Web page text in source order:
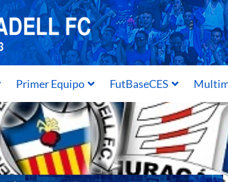
Primer Equipo FutBaseCES